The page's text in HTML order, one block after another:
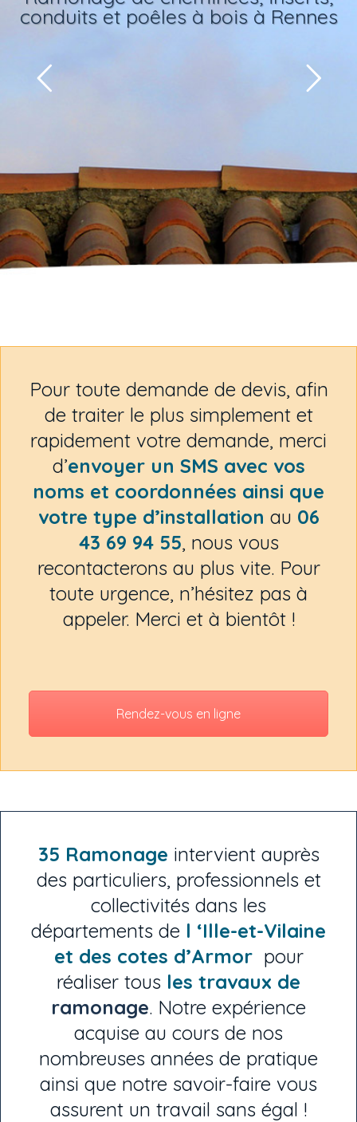
conduits et poêles à bois à Rennes
Pour toute demande de devis, afin
de traiter le plus simplement et
rapidement votre demande, merci
d’envoyer un SMS avec vos
noms et coordonnées ainsi que
votre type d’installation au 06
43 69 94 55, nous vous
recontacterons au plus vite. Pour
toute urgence, n’hésitez pas à
appeler. Merci et à bientôt !
Rendez-vous en ligne
35 Ramonage intervient auprès
des particuliers, professionnels et
collectivités dans les
départements de l ‘Ille-et-Vilaine
et des cotes d’Armor pour
réaliser tous les travaux de
ramonage. Notre expérience
acquise au cours de nos
nombreuses années de pratique
ainsi que notre savoir-faire vous
assurent un travail sans égal !